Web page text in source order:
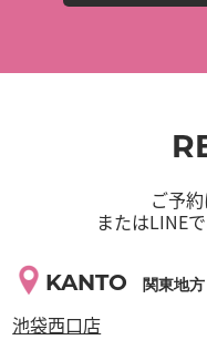
ご予
またはLINE
KANTO 関東地方
池袋西口店